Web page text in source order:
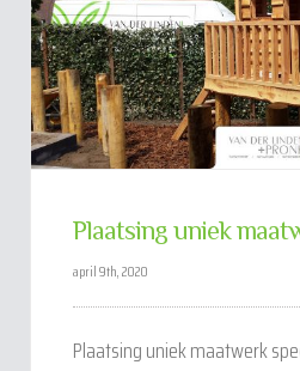
Plaatsing uniek
april 9th, 2020
Plaatsing uniek maatwerk